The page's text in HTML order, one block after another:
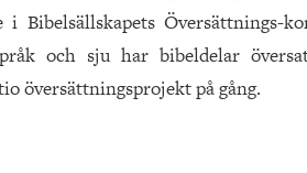
Bibelsällskapets Översättnings-
och sju har bibeldelar
översättningsprojekt på gång.